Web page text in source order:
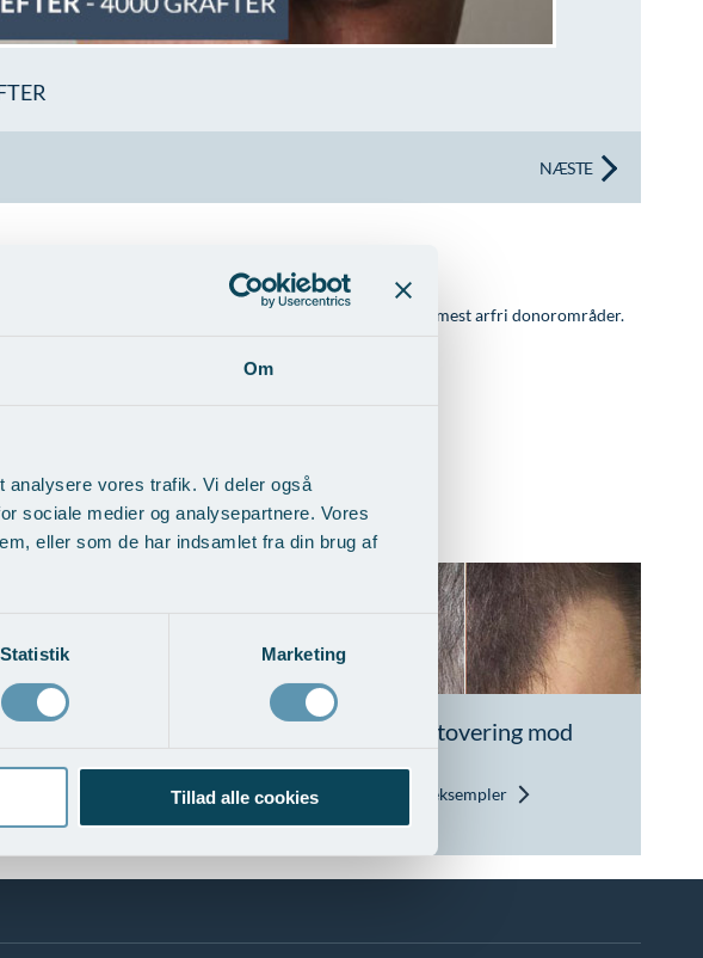
Om
analysere vores trafik. Vi deler også
sociale medier og analysepartnere. Vores
eller som de har indsamlet fra din brug af
Statistik Marketing
Tillad alle cookies
NÆSTE
mindst mulige tab af hårstrå, der ikke vokser fast og de mest arfri donorområder.
af hårstråene.
for høje tindinger
Hårbundstatovering mod
Vis behandlingseksempler